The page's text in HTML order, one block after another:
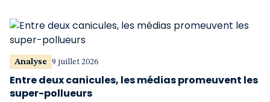
Analyse 9 juillet 2026
Entre deux canicules, les médias promeuvent les
super-pollueurs